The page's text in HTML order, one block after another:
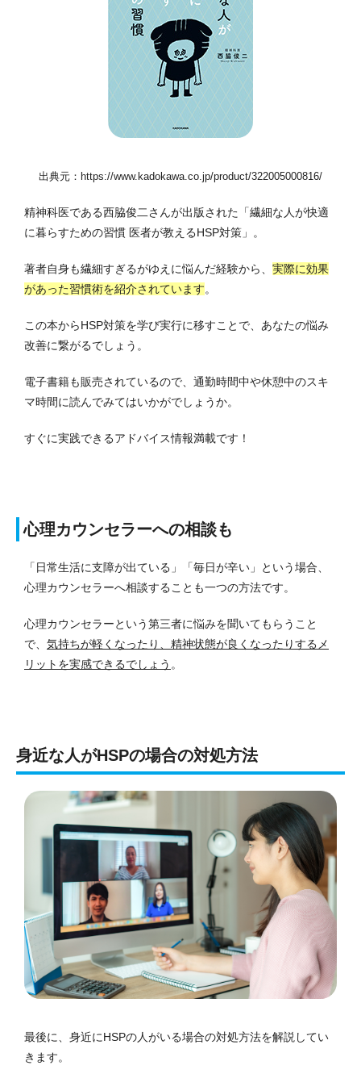
出典元：https://www.kadokawa.co.jp/product/322005000816/
精神科医である西脇俊二さんが出版された「繊細な人が快適
に暮らすための習慣 医者が教えるHSP対策」。
著者自身も繊細すぎるがゆえに悩んだ経験から、 実際に効果
があった習慣術を紹介されています。
この本からHSP対策を学び実行に移すことで、あなたの悩み
改善に繋がるでしょう。
電子書籍も販売されているので、通勤時間中や休憩中のスキ
マ時間に読んでみてはいかがでしょうか。
すぐに実践できるアドバイス情報満載です！
心理カウンセラーへの相談も
「日常生活に支障が出ている」「毎日が辛い」という場合、
心理カウンセラーへ相談することも一つの方法です。
心理カウンセラーという第三者に悩みを聞いてもらうこと
で、 気持ちが軽くなったり、精神状態が良くなったりするメ
リットを実感できるでしょう 。
身近な人がHSPの場合の対処方法
最後に、身近にHSPの人がいる場合の対処方法を解説してい
きます。